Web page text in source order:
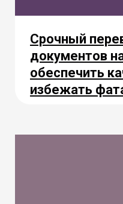
Срочный
документов
обеспечить
избежать